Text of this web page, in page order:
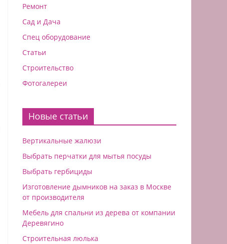
Ремонт
Сад и Дача
Спец оборудование
Статьи
Строительство
Фотогалереи
Новые статьи
Вертикальные жалюзи
Выбрать перчатки для мытья посуды
Выбрать гербициды
Изготовление дымников на заказ в Москве
от производителя
Мебель для спальни из дерева от компании
Деревягино
Строительная люлька